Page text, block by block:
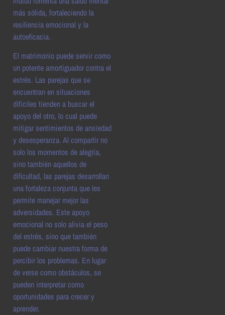
más sólida, fortaleciendo la
resiliencia emocional y la
autoeficacia.
El matrimonio puede servir como
un potente amortiguador contra el
estrés. Las parejas que se
encuentran en situaciones
difíciles tienden a buscar el
apoyo del otro, lo cual puede
mitigar sentimientos de ansiedad
y desesperanza. Al compartir no
solo los momentos de alegría,
sino también aquellos de
dificultad, las parejas desarrollan
una fortaleza conjunta que les
permite manejar mejor las
adversidades. Este apoyo
emocional no solo alivia el peso
del estrés, sino que también
puede cambiar nuestra forma de
percibir los problemas. En lugar
de verse como obstáculos, se
pueden interpretar como
oportunidades para crecer y
aprender.